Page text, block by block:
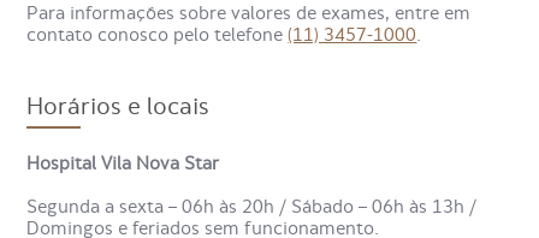
Para informações sobre valores de exames, entre em
contato conosco pelo telefone(11) 3457-1000
Horários e locais
Hospital Vila Nova Star
Segunda a sexta – 06h às 20h / Sábado – 06h às 13h /
Domingos e feriados sem funcionamento.